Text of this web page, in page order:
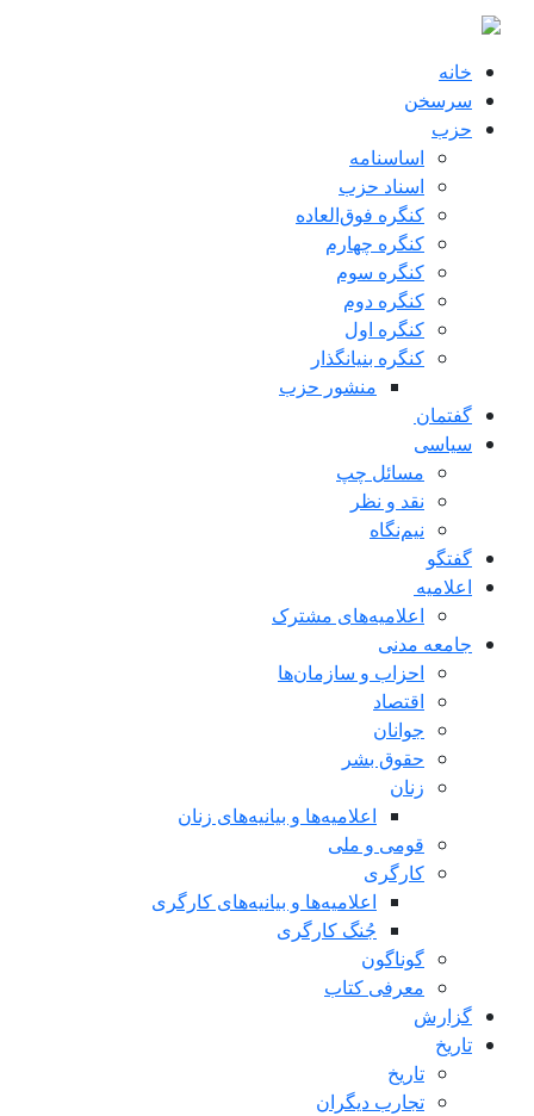
به محتوای اصلی
خانه
سرسخن
حزب
اساسنامه
اسناد حزب
کنگره فوق‌العاده
کنگره چهارم
کنگره سوم
کنگره دوم
کنگره اول
کنگره بنیانگذار
منشور حزب
گفتمان
سياسی
مسائل چپ
نقد و نظر
نیم‌نگاه
گفتگو
اعلاميه
اعلامیه‌های مشترک
جامعه مدنی
احزاب و سازمان‌ها
اقتصاد
جوانان
حقوق بشر
زنان
اعلامیه‌ها و بیانیه‌های زنان
قومی و ملی
کارگری
اعلامیه‌ها و بیانیه‌های کارگری
جُنگ کارگری
گوناگون
معرفی کتاب
گزارش
تاریخ
تاريخ
تجارب ديگران